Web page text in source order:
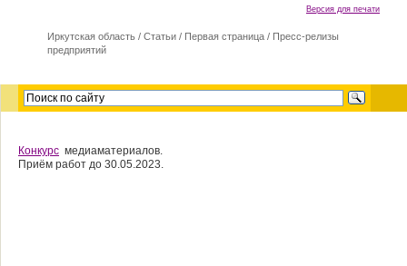
Версия для печати
Иркутская область / Cтатьи / Первая страница / Пресс-релизы
предприятий
Конкурс медиаматериалов.
Приём работ до 30.05.2023.